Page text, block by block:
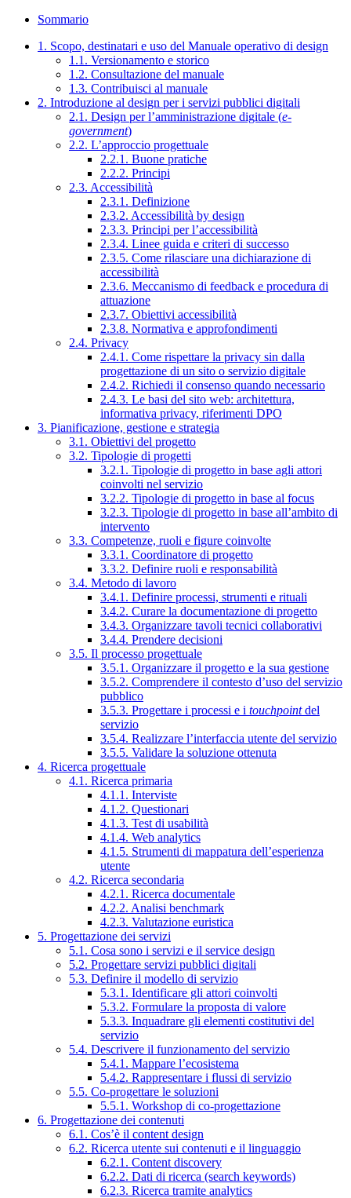
Sommario
1. Scopo, destinatari e uso del Manuale operativo di design
1.1. Versionamento e storico
1.2. Consultazione del manuale
1.3. Contribuisci al manuale
2. Introduzione al design per i servizi pubblici digitali
2.1. Design per l’amministrazione digitale (e-
government)
2.2. L’approccio progettuale
2.2.1. Buone pratiche
2.2.2. Principi
2.3. Accessibilità
2.3.1. Definizione
2.3.2. Accessibilità by design
2.3.3. Principi per l’accessibilità
2.3.4. Linee guida e criteri di successo
2.3.5. Come rilasciare una dichiarazione di
accessibilità
2.3.6. Meccanismo di feedback e procedura di
attuazione
2.3.7. Obiettivi accessibilità
2.3.8. Normativa e approfondimenti
2.4. Privacy
2.4.1. Come rispettare la privacy sin dalla
progettazione di un sito o servizio digitale
2.4.2. Richiedi il consenso quando necessario
2.4.3. Le basi del sito web: architettura,
informativa privacy, riferimenti DPO
3. Pianificazione, gestione e strategia
3.1. Obiettivi del progetto
3.2. Tipologie di progetti
3.2.1. Tipologie di progetto in base agli attori
coinvolti nel servizio
3.2.2. Tipologie di progetto in base al focus
3.2.3. Tipologie di progetto in base all’ambito di
intervento
3.3. Competenze, ruoli e figure coinvolte
3.3.1. Coordinatore di progetto
3.3.2. Definire ruoli e responsabilità
3.4. Metodo di lavoro
3.4.1. Definire processi, strumenti e rituali
3.4.2. Curare la documentazione di progetto
3.4.3. Organizzare tavoli tecnici collaborativi
3.4.4. Prendere decisioni
3.5. Il processo progettuale
3.5.1. Organizzare il progetto e la sua gestione
3.5.2. Comprendere il contesto d’uso del servizio
pubblico
3.5.3. Progettare i processi e i touchpointdel
servizio
3.5.4. Realizzare l’interfaccia utente del servizio
3.5.5. Validare la soluzione ottenuta
4. Ricerca progettuale
4.1. Ricerca primaria
4.1.1. Interviste
4.1.2. Questionari
4.1.3. Test di usabilità
4.1.4. Web analytics
4.1.5. Strumenti di mappatura dell’esperienza
utente
4.2. Ricerca secondaria
4.2.1. Ricerca documentale
4.2.2. Analisi benchmark
4.2.3. Valutazione euristica
5. Progettazione dei servizi
5.1. Cosa sono i servizi e il service design
5.2. Progettare servizi pubblici digitali
5.3. Definire il modello di servizio
5.3.1. Identificare gli attori coinvolti
5.3.2. Formulare la proposta di valore
5.3.3. Inquadrare gli elementi costitutivi del
servizio
5.4. Descrivere il funzionamento del servizio
5.4.1. Mappare l’ecosistema
5.4.2. Rappresentare i flussi di servizio
5.5. Co-progettare le soluzioni
5.5.1. Workshop di co-progettazione
6. Progettazione dei contenuti
6.1. Cos’è il content design
6.2. Ricerca utente sui contenuti e il linguaggio
6.2.1. Content discovery
6.2.2. Dati di ricerca (search keywords)
6.2.3. Ricerca tramite analytics